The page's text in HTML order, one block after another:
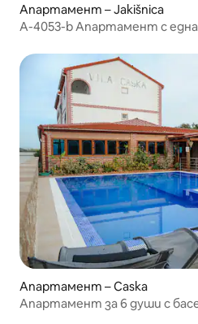
Апартамент – Jakišnica
A-4053-b Апартамент с
Апартамент – Caska
Апартамент за 6 души с